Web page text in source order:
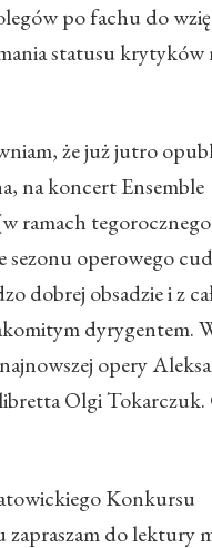
po fachu do
statusu krytyków
że już jutro
na koncert Ensemble
ramach
operowego
dobrej obsadzie i z
dyrygentem.
opery
Olgi Tokarczuk.
Konkursu
do lektury